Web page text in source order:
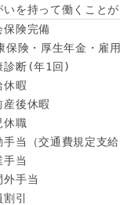
いを持って働くこと
保険完備
保険・厚生年金・雇
診断(年1回)
休暇
産後休暇
休職
手当（交通費規定支給
手当
外手当
割引